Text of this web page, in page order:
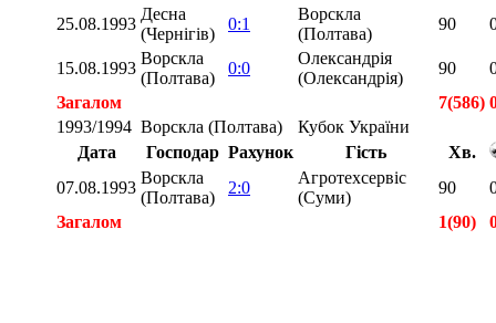
25.08.1993
Десна
(Чернігів)
0:1
Ворскла
(Полтава)
90
15.08.1993
Ворскла
(Полтава)
0:0
Олександрія
(Олександрія)
90
Загалом
7(586)
1993/1994 Ворскла (Полтава)
Кубок України
Дата
Господар Рахунок Гість
Хв.
07.08.1993
Ворскла
(Полтава)
2:0
Агротехсервіс
(Суми)
90
Загалом
1(90)